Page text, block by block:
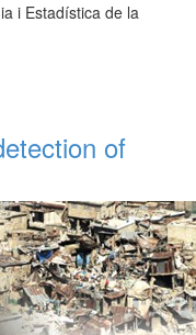
i Estadística de la
of